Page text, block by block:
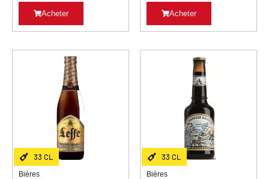
Acheter Acheter
33 CL
Bières
33 CL
Bières